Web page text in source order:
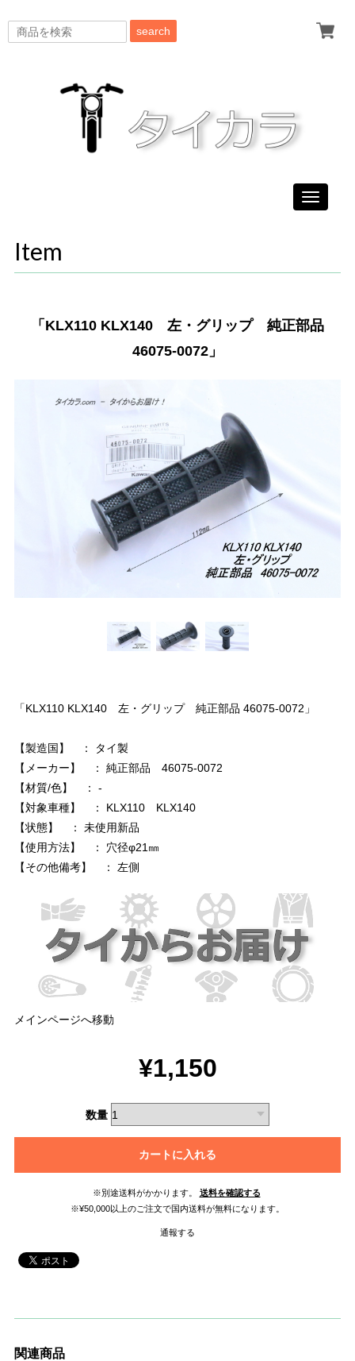
search
Toggle
Item
「KLX110 KLX140 左・グリップ 純正部品
46075-0072」
「KLX110 KLX140 左・グリップ 純正部品 46075-0072」
【製造国】 ： タイ製
【メーカー】 ： 純正部品 46075-0072
【材質/色】 ： -
【対象車種】 ： KLX110 KLX140
【状態】 ： 未使用新品
【使用方法】 ： 穴径φ21㎜
【その他備考】 ： 左側
メインページへ移動
¥1,150
数量
カートに入れる
※別途送料がかかります。
送料を確認する
※¥50,000以上のご注文で国内送料が無料になります。
通報する
関連商品